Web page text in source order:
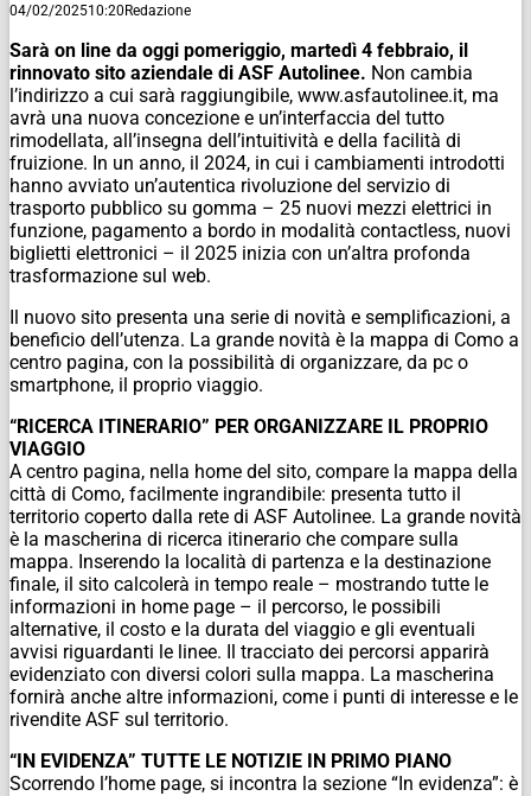
04/02/202510:20Redazione
Sarà on line da oggi pomeriggio, martedì 4 febbraio, il
rinnovato sito aziendale di ASF Autolinee. Non cambia
l’indirizzo a cui sarà raggiungibile, www.asfautolinee.it, ma
avrà una nuova concezione e un’interfaccia del tutto
rimodellata, all’insegna dell’intuitività e della facilità di
fruizione. In un anno, il 2024, in cui i cambiamenti introdotti
hanno avviato un’autentica rivoluzione del servizio di
trasporto pubblico su gomma – 25 nuovi mezzi elettrici in
funzione, pagamento a bordo in modalità contactless, nuovi
biglietti elettronici – il 2025 inizia con un’altra profonda
trasformazione sul web.
Il nuovo sito presenta una serie di novità e semplificazioni, a
beneficio dell’utenza. La grande novità è la mappa di Como a
centro pagina, con la possibilità di organizzare, da pc o
smartphone, il proprio viaggio.
“RICERCA ITINERARIO” PER ORGANIZZARE IL PROPRIO
VIAGGIO
A centro pagina, nella home del sito, compare la mappa della
città di Como, facilmente ingrandibile: presenta tutto il
territorio coperto dalla rete di ASF Autolinee. La grande novità
è la mascherina di ricerca itinerario che compare sulla
mappa. Inserendo la località di partenza e la destinazione
finale, il sito calcolerà in tempo reale – mostrando tutte le
informazioni in home page – il percorso, le possibili
alternative, il costo e la durata del viaggio e gli eventuali
avvisi riguardanti le linee. Il tracciato dei percorsi apparirà
evidenziato con diversi colori sulla mappa. La mascherina
fornirà anche altre informazioni, come i punti di interesse e le
rivendite ASF sul territorio.
“IN EVIDENZA” TUTTE LE NOTIZIE IN PRIMO PIANO
Scorrendo l’home page, si incontra la sezione “In evidenza”: è